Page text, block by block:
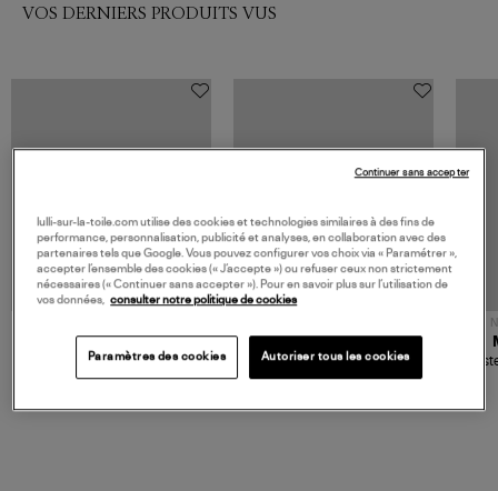
VOS DERNIERS PRODUITS VUS
480,00 €
JEROME DREYFUSS
Sac Bobi S Cuir Lamé
Champagne
189,00 €
Mocassins Killian Sport
Mousse
lulli-sur-la-toile.com utilise des cookies et technologies similaires à des fins de
performance, personnalisation, publicité et analyses, en collaboration avec des
partenaires tels que Google. Vous pouvez configurer vos choix via « Paramétrer »,
accepter l’ensemble des cookies (« J’accepte ») ou refuser ceux non strictement
nécessaires (« Continuer sans accepter »). Pour en savoir plus sur l’utilisation de
vos données, consulter notre politique de cookies
Paramètres des cookies Autoriser tous les cookies
Continuer sans accepter